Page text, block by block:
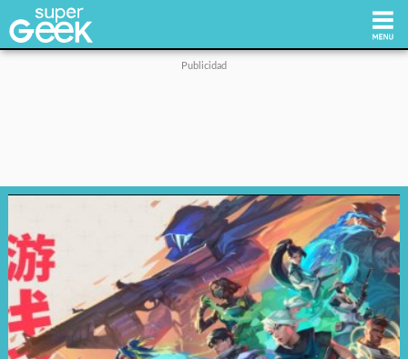
Tecnología
Reviews
Cultura Pop
Streaming